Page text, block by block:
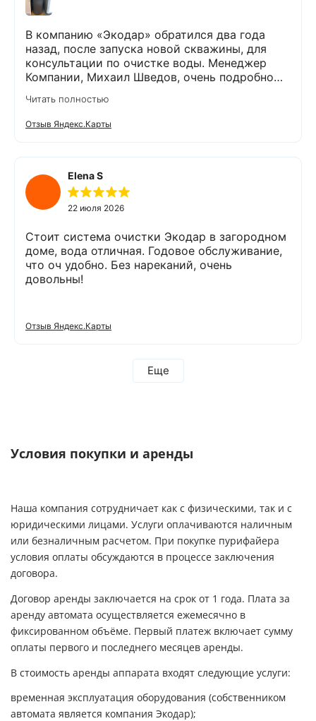
В компанию «Экодар» обратился два года
назад, после запуска новой скважины, для
консультации по очистке воды. Менеджер
Компании, Михаил Шведов, очень подробно
подобрать оптимальный вариант, пригласил в
офис для заключения договора. Оборудование
«Экодар компакт», которое я поставил,
убрало посторонние запахи. Вода стала
мягкой и приятной на вкус. Полностью
доволен сотрудничеством с Компанией
«Экодар». Рекомендую.
Читать полностью
Отзыв Яндекс.Карты
Elena S
22 июля 2026
Стоит система очистки Экодар в загородном
доме, вода отличная. Годовое обслуживание,
что оч удобно. Без нареканий, очень
довольны!
Отзыв Яндекс.Карты
Еще
Условия покупки и аренды
Наша компания сотрудничает как с физическими, так и с
юридическими лицами. Услуги оплачиваются наличным
или безналичным расчетом. При покупке пурифайера
условия оплаты обсуждаются в процессе заключения
договора.
Договор аренды заключается на срок от 1 года. Плата за
аренду автомата осуществляется ежемесячно в
фиксированном объёме. Первый платеж включает сумму
оплаты первого и последнего месяцев аренды.
В стоимость аренды аппарата входят следующие услуги:
временная эксплуатация оборудования (собственником
автомата является компания Экодар);